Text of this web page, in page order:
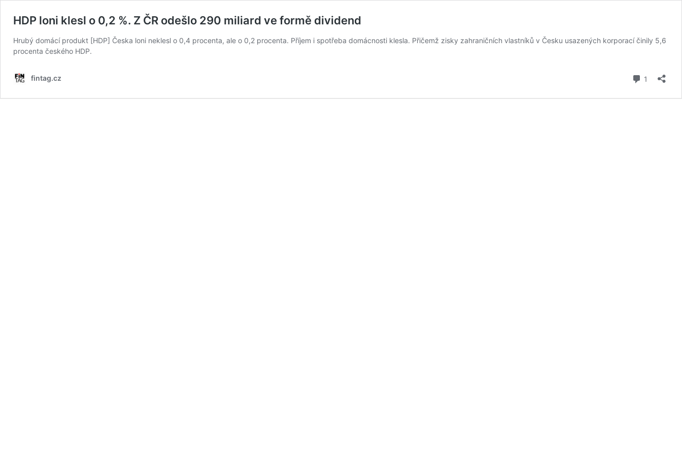
HDP loni klesl o 0,2 %. Z ČR odešlo 290 miliard ve formě dividend
Hrubý domácí produkt [HDP] Česka loni neklesl o 0,4 procenta, ale o 0,2 procenta. Příjem i spotřeba domácnosti klesla. Přičemž zisky zahraničních vlastníků v Česku usazených korporací činily 5,6
procenta českého HDP.
fintag.cz 1 komentář